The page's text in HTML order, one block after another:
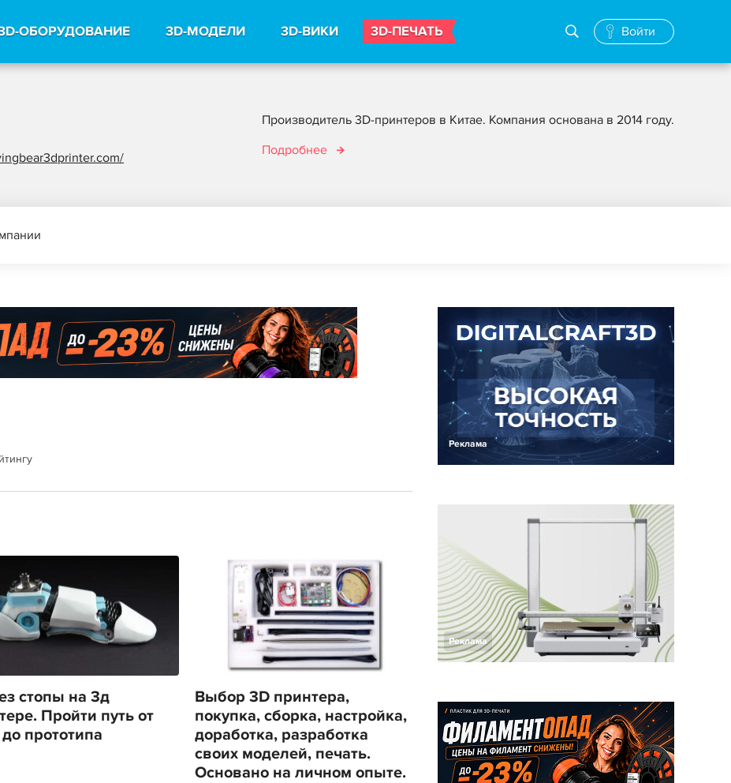
ОБОРУДОВАНИЕ 3D-МОДЕЛИ 3D-ВИКИ 3D-ПЕЧАТЬ Войти
Производитель 3D-принтеров в Китае. Компания основана в 2014 году.
Подробнее
стопы на 3д
Пройти путь от
прототипа
Выбор 3D принтера,
покупка, сборка, настройка,
доработка, разработка
своих моделей, печать.
Основано на личном опыте.
Реклама
Реклама